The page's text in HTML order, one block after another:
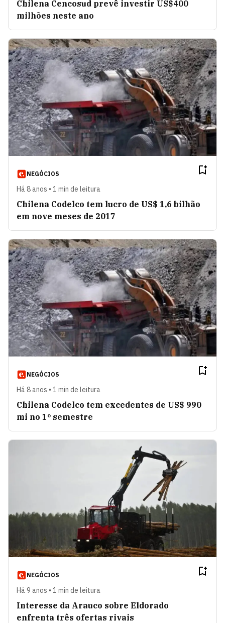
Chilena Cencosud prevê investir US$400
milhões neste ano
NEGÓCIOS
Há 8 anos • 1 min de leitura
Chilena Codelco tem lucro de US$ 1,6 bilhão
em nove meses de 2017
NEGÓCIOS
Há 8 anos • 1 min de leitura
Chilena Codelco tem excedentes de US$ 990
mi no 1º semestre
NEGÓCIOS
Há 9 anos • 1 min de leitura
Interesse da Arauco sobre Eldorado
enfrenta três ofertas rivais